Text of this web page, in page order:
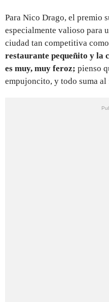
Para Nico Drago, el premio
especialmente valioso para
ciudad tan competitiva
restaurante pequeñito y la
es muy, muy feroz; pienso
empujoncito, y todo suma al